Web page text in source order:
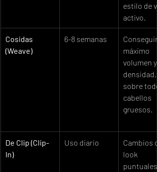
estilo de
activo.
Cosidas
(Weave)
6-8 semanas
Conseguir
máximo
volumen y
densidad,
sobre
cabellos
gruesos.
De Clip (Clip-
In)
Uso diario
Cambios
look
puntuales,